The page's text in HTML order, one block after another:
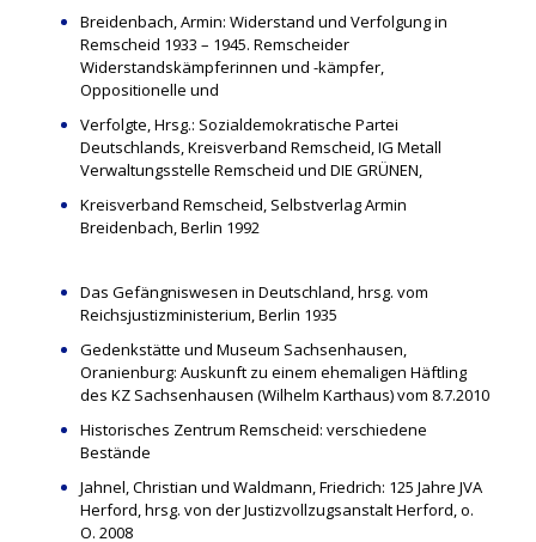
Breidenbach, Armin: Widerstand und Verfolgung in
Remscheid 1933 – 1945. Remscheider
Widerstandskämpferinnen und -kämpfer,
Oppositionelle und
Verfolgte, Hrsg.: Sozialdemokratische Partei
Deutschlands, Kreisverband Remscheid, IG Metall
Verwaltungsstelle Remscheid und DIE GRÜNEN,
Kreisverband Remscheid, Selbstverlag Armin
Breidenbach, Berlin 1992
Das Gefängniswesen in Deutschland, hrsg. vom
Reichsjustizministerium, Berlin 1935
Gedenkstätte und Museum Sachsenhausen,
Oranienburg: Auskunft zu einem ehemaligen Häftling
des KZ Sachsenhausen (Wilhelm Karthaus) vom 8.7.2010
Historisches Zentrum Remscheid: verschiedene
Bestände
Jahnel, Christian und Waldmann, Friedrich: 125 Jahre JVA
Herford, hrsg. von der Justizvollzugsanstalt Herford, o.
O. 2008